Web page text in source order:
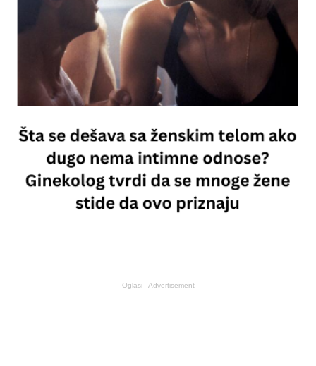
Oglasi - Advertisement